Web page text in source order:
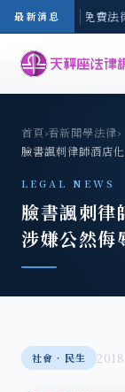
最新消息
-8/3(一) 現場免費法
首頁›看新聞學法律›
臉書諷刺律師酒店
LEGAL NEWS
臉書諷刺律
涉嫌公然侮
社會‧民生